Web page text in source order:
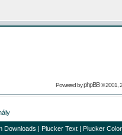
Powered byphpBB© 2001,
Downloads | Plucker Text | Plucker Color